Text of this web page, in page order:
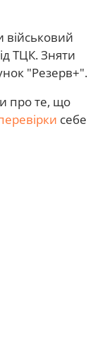
військовий
ТЦК. Зняти
"Резерв+".
про те, що
себе